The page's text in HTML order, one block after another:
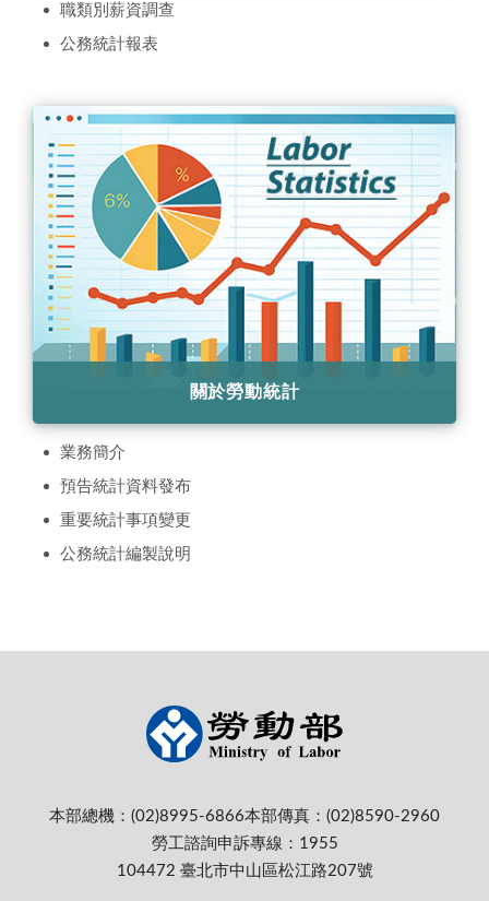
職類別薪資調查
公務統計報表
關於勞動統計
業務簡介
預告統計資料發布
重要統計事項變更
公務統計編製說明
本部總機：(02)8995-6866本部傳真：(02)8590-2960
勞工諮詢申訴專線：1955
104472 臺北市中山區松江路207號